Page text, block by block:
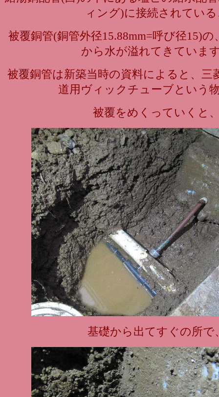
ィング)に接続されている
被覆銅管(銅管外径15.88mm=呼び径15)
から水が溢れてきていま
被覆銅管は新築当時の資料によると、三
道用ヴィックチューブという
被覆をめくっていくと
基礎から出てすぐの所で